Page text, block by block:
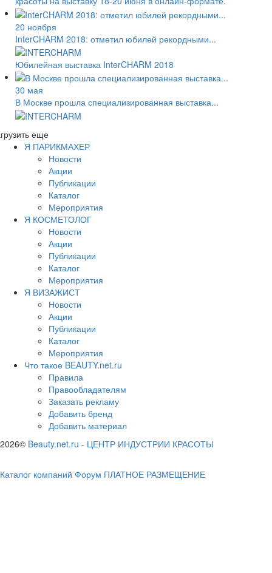
20 ноября
InterCHARM 2018: отметил юбилей рекордными...
Юбилейная выставка InterCHARM 2018
30 мая
В Москве прошла специализированная выставка...
еще
Я ПАРИКМАХЕР
Новости
Акции
Публикации
Каталог
Мероприятия
Я КОСМЕТОЛОГ
Новости
Акции
Публикации
Каталог
Мероприятия
Я ВИЗАЖИСТ
Новости
Акции
Публикации
Каталог
Мероприятия
Что такое BEAUTY.net.ru
Правила
Правообладателям
Заказать рекламу
Добавить бренд
Добавить материал
2026© Beauty.net.ru - ЦЕНТР ИНДУСТРИИ КРАСОТЫ
Каталог компаний Форум ПЛАТНОЕ РАЗМЕЩЕНИЕ